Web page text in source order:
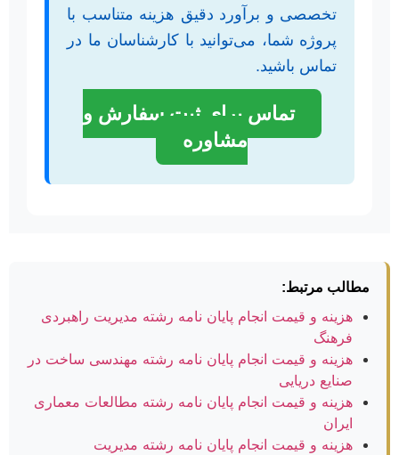
تخصصی و برآورد دقیق هزینه متناسب با
پروژه شما، می‌توانید با کارشناسان ما در
تماس باشید.
تماس برای ثبت سفارش و
مشاوره
مطالب مرتبط:
هزینه و قیمت انجام پایان نامه رشته مدیریت راهبردی
فرهنگ
هزینه و قیمت انجام پایان نامه رشته مهندسی ساخت در
صنایع دریایی
هزینه و قیمت انجام پایان نامه رشته مطالعات معماری
ایران
هزینه و قیمت انجام پایان نامه رشته مدیریت